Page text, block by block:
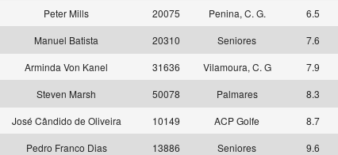
Peter Mills 20075 Penina, C. G. 6.5
Manuel Batista 20310 Seniores 7.6
Arminda Von Kanel 31636 Vilamoura, C. G 7.9
Steven Marsh 50078 Palmares 8.3
José Cândido de Oliveira 10149 ACP Golfe 8.7
Pedro Franco Dias 13886 Seniores 9.6